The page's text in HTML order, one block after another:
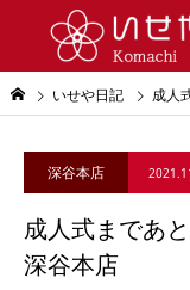
いせや日記 成人
深谷本店
成人式まであ
深谷本店